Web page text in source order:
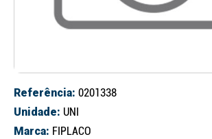
Referência: 0201338
Unidade: UNI
Marca: FIPLACO